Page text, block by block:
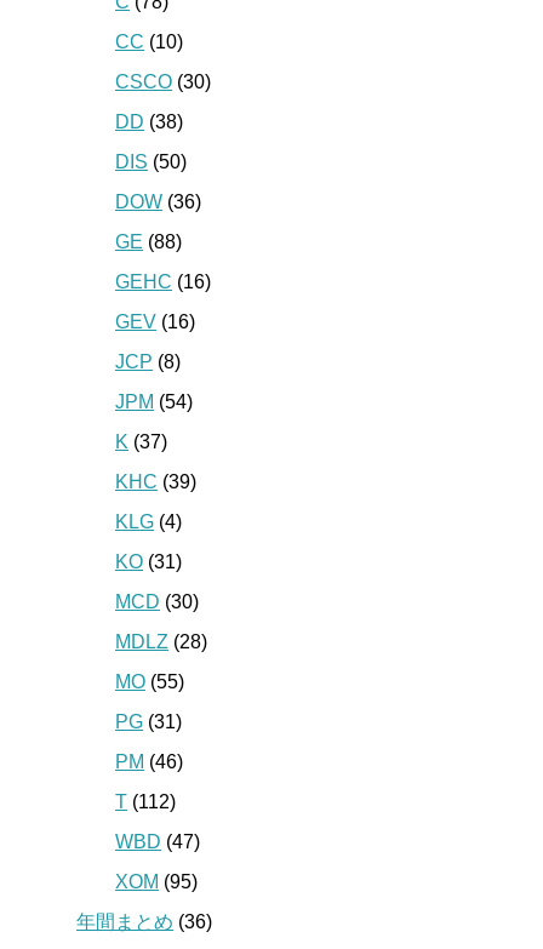
CC (10)
CSCO (30)
DD (38)
DIS (50)
DOW (36)
GE (88)
GEHC (16)
GEV (16)
JCP (8)
JPM (54)
K (37)
KHC (39)
KLG (4)
KO (31)
MCD (30)
MDLZ (28)
MO (55)
PG (31)
PM (46)
T (112)
WBD (47)
XOM (95)
年間まとめ (36)